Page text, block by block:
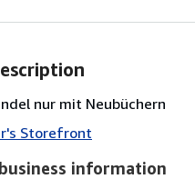
nur mit Neubüchern
Storefront
information